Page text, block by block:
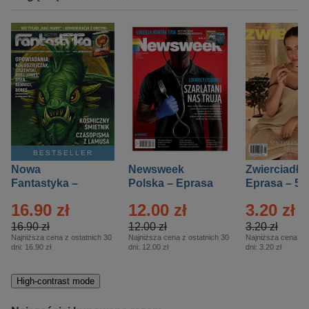
BESTSELLER
Nowa
Fantastyka –
16.90 zł
16.90 zł
Najniższa cena z ostatnich 30
dni: 16.90 zł
Newsweek
Polska – Eprasa
12.00 zł
12.00 zł
Najniższa cena z ostatnich 30
dni: 12.00 zł
Zwierciadło
Eprasa – 5/
3.20 zł
3.20 zł
Najniższa cena z
dni: 3.20 zł
High-contrast mode